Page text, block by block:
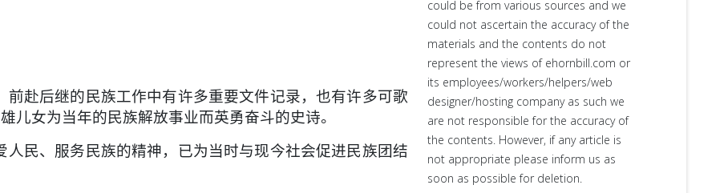
赴后继的民族工作中有许多重要文件记录，也有许多可歌
儿女为当年的民族解放事业而英勇奋斗的史诗。
民、服务民族的精神，已为当时与现今社会促进民族团结
could be from various sources and we
could not ascertain the accuracy of the
materials and the contents do not
represent the views of ehornbill.com or
its employees/workers/helpers/web
designer/hosting company as such we
are not responsible for the accuracy of
the contents. However, if any article is
not appropriate please inform us as
soon as possible for deletion.